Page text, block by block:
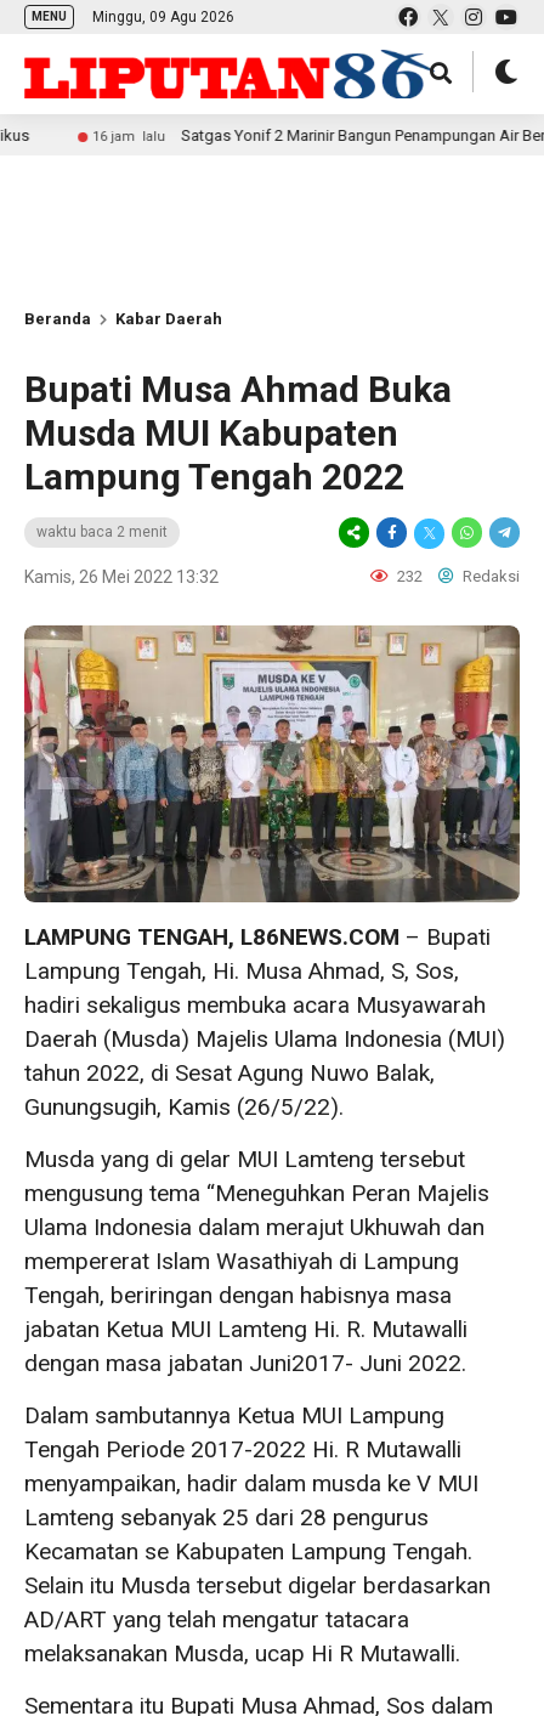
MENU Minggu, 09 Agu 2026
16 jam lalu Satgas Yonif 2 Marinir Bangun Penampungan Air Bersama
Beranda Kabar Daerah
Bupati Musa Ahmad Buka
Musda MUI Kabupaten
Lampung Tengah 2022
waktu baca 2 menit
Kamis, 26 Mei 2022 13:32 232 Redaksi
LAMPUNG TENGAH, L86NEWS.COM – Bupati
Lampung Tengah, Hi. Musa Ahmad, S, Sos,
hadiri sekaligus membuka acara Musyawarah
Daerah (Musda) Majelis Ulama Indonesia (MUI)
tahun 2022, di Sesat Agung Nuwo Balak,
Gunungsugih, Kamis (26/5/22).
Musda yang di gelar MUI Lamteng tersebut
mengusung tema “Meneguhkan Peran Majelis
Ulama Indonesia dalam merajut Ukhuwah dan
mempererat Islam Wasathiyah di Lampung
Tengah, beriringan dengan habisnya masa
jabatan Ketua MUI Lamteng Hi. R. Mutawalli
dengan masa jabatan Juni2017- Juni 2022.
Dalam sambutannya Ketua MUI Lampung
Tengah Periode 2017-2022 Hi. R Mutawalli
menyampaikan, hadir dalam musda ke V MUI
Lamteng sebanyak 25 dari 28 pengurus
Kecamatan se Kabupaten Lampung Tengah.
Selain itu Musda tersebut digelar berdasarkan
AD/ART yang telah mengatur tatacara
melaksanakan Musda, ucap Hi R Mutawalli.
Sementara itu Bupati Musa Ahmad, Sos dalam